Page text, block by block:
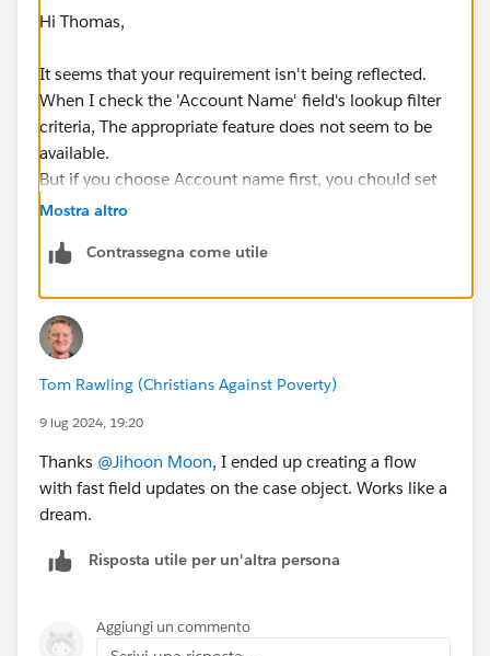
Hi Thomas,
It seems that your requirement isn't being reflected.
When I check the 'Account Name' field's lookup filter
criteria, The appropriate feature does not seem to be
available.
But if you choose Account name first, you chould set
up the 'Contact Name''s filter criteria, can choose only
that meets your requirement.
thanks.
Mostra altro
Contrassegna come utile
Tom Rawling (Christians Against Poverty)
9 lug 2024, 19:20
Thanks @Jihoon Moon, I ended up creating a flow
with fast field updates on the case object. Works like a
dream.
Risposta utile per un'altra persona
Aggiungi un commento